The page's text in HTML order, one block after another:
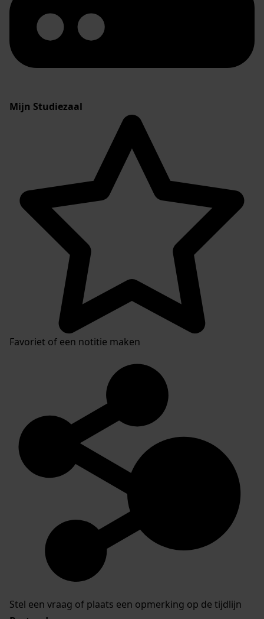
Mijn Studiezaal
Favoriet of een notitie maken
Stel een vraag of plaats een opmerking op de tijdlijn